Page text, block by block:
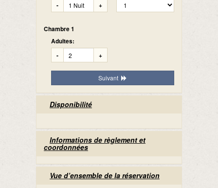
- +
Chambre 1
Adultes:
- +
Suivant
Disponibilité
Informations de règlement et
coordonnées
Vue d’ensemble de la réservation